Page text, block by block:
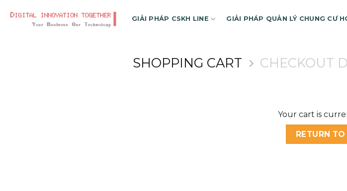
GIẢI PHÁP CSKH LINE GIẢI PHÁP QUẢN LÝ CHUNG CƯ
SHOPPING CART CHECKOUT
Your cart is
RETURN